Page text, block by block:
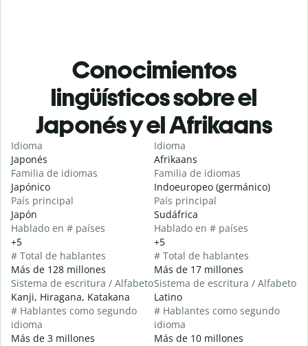
Conocimientos
lingüísticos sobre el
Japonés y el Afrikaans
Idioma
Japonés
Familia de idiomas
Japónico
País principal
Japón
Hablado en # países
+5
# Total de hablantes
Más de 128 millones
Sistema de escritura / Alfabeto
Kanji, Hiragana, Katakana
# Hablantes como segundo
idioma
Más de 3 millones
Idioma
Afrikaans
Familia de idiomas
Indoeuropeo (germánico)
País principal
Sudáfrica
Hablado en # países
+5
# Total de hablantes
Más de 17 millones
Sistema de escritura / Alfabeto
Latino
# Hablantes como segundo
idioma
Más de 10 millones